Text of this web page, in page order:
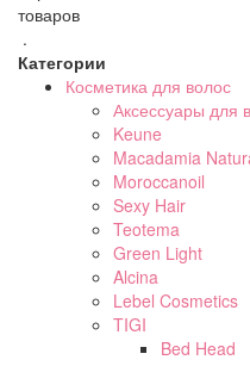
товаров
.
Категории
Косметика для волос
Аксессуары для
Keune
Macadamia
Moroccanoil
Sexy Hair
Teotema
Green Light
Alcina
Lebel Cosmetics
TIGI
Bed Head